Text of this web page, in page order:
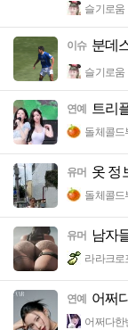
슬기로움
이슈 분데
슬기로움
연예 트리
돌체콜드
유머 옷 정
돌체콜드
유머 남자
라라크로
연예 어쩌
어쩌다한